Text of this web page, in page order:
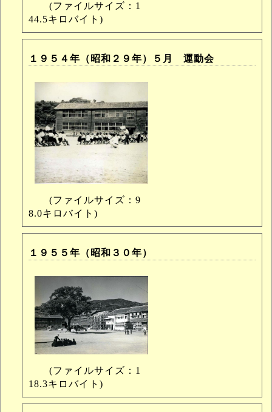
(ファイルサイズ：1
44.5キロバイト)
１９５４年（昭和２９年）５月 運動会
(ファイルサイズ：9
8.0キロバイト)
１９５５年（昭和３０年）
(ファイルサイズ：1
18.3キロバイト)